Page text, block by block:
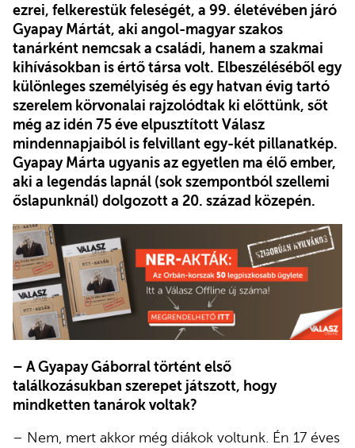
ezrei, felkerestük feleségét, a 99. életévében járó
Gyapay Mártát, aki angol-magyar szakos
tanárként nemcsak a családi, hanem a szakmai
kihívásokban is értő társa volt. Elbeszéléséből egy
különleges személyiség és egy hatvan évig tartó
szerelem körvonalai rajzolódtak ki előttünk, sőt
még az idén 75 éve elpusztított Válasz
mindennapjaiból is felvillant egy-két pillanatkép.
Gyapay Márta ugyanis az egyetlen ma élő ember,
aki a legendás lapnál (sok szempontból szellemi
őslapunknál) dolgozott a 20. század közepén.
– A Gyapay Gáborral történt első
találkozásukban szerepet játszott, hogy
mindketten tanárok voltak?
– Nem, mert akkor még diákok voltunk. Én 17 éves